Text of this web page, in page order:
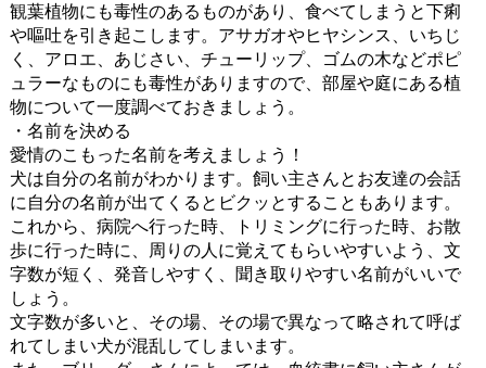
観葉植物にも毒性のあるものがあり、食べてしまうと下痢
や嘔吐を引き起こします。アサガオやヒヤシンス、いちじ
く、アロエ、あじさい、チューリップ、ゴムの木などポピ
ュラーなものにも毒性がありますので、部屋や庭にある植
物について一度調べておきましょう。
・名前を決める
愛情のこもった名前を考えましょう！
犬は自分の名前がわかります。飼い主さんとお友達の会話
に自分の名前が出てくるとビクッとすることもあります。
これから、病院へ行った時、トリミングに行った時、お散
歩に行った時に、周りの人に覚えてもらいやすいよう、文
字数が短く、発音しやすく、聞き取りやすい名前がいいで
しょう。
文字数が多いと、その場、その場で異なって略されて呼ば
れてしまい犬が混乱してしまいます。